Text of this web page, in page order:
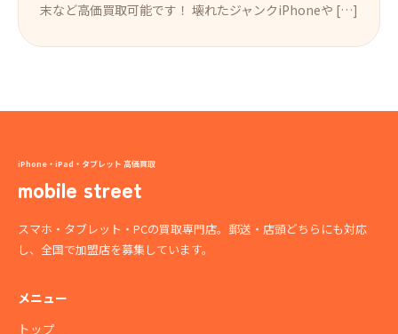
末など高価買取可能です！ 壊れたジャンクiPhoneや […]
iPhone・iPad・タブレット 高価買取
mobile street
スマホ・タブレット・PCの買取専門店。郵送・店頭どちらにも対応
し、全国で加盟店を募集しています。
メニュー
トップ